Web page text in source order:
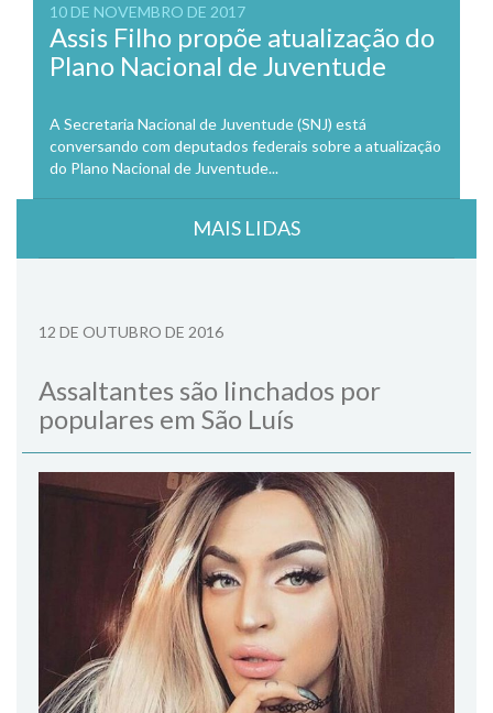
10 DE NOVEMBRO DE 2017
Assis Filho propõe atualização do
Plano Nacional de Juventude
A Secretaria Nacional de Juventude (SNJ) está
conversando com deputados federais sobre a atualização
do Plano Nacional de Juventude...
MAIS LIDAS
12 DE OUTUBRO DE 2016
Assaltantes são linchados por
populares em São Luís